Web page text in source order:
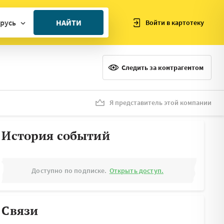
НАЙТИ Войти в картотеку
Следить за контрагентом
Я представитель этой компании
История событий
Доступно по подписке. Открыть доступ.
Связи